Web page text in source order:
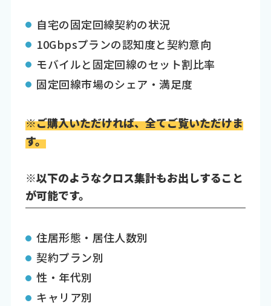
自宅の固定回線契約の状況
10Gbpsプランの認知度と契約意向
モバイルと固定回線のセット割比率
固定回線市場のシェア・満足度
※ご購入いただければ、全てご覧いただけま
す。
※以下のようなクロス集計もお出しすること
が可能です。
住居形態・居住人数別
契約プラン別
性・年代別
キャリア別